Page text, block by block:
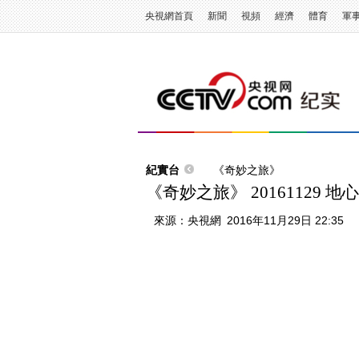
央視網首頁 新聞 視頻 經濟 體育 軍
紀實台 《奇妙之旅》
《奇妙之旅》 20161129 地
來源： 央視網 2016年11月29日 22:35